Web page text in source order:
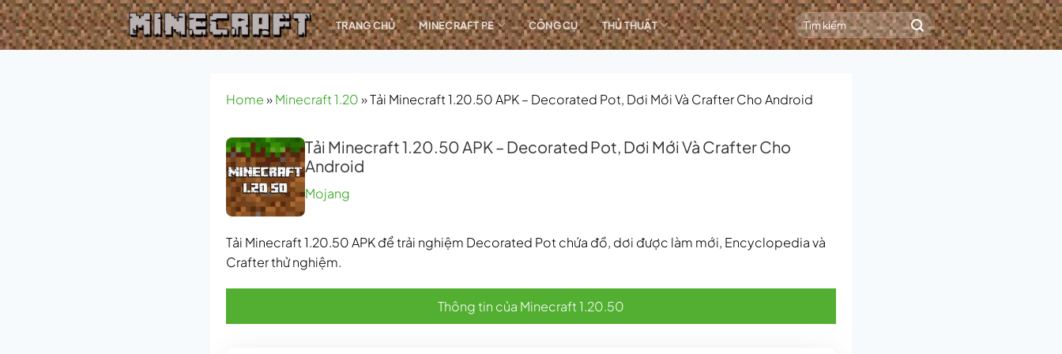
Bỏ
qua
nội
TRANG CHỦ MINECRAFT PE CÔNG CỤ THỦ THUẬT
Home»Minecraft 1.20»Tải Minecraft 1.20.50 APK – Decorated Pot, Dơi Mới Và Crafter Cho Android
Tải Minecraft 1.20.50 APK – Decorated Pot, Dơi Mới Và Crafter Cho
Android
Mojang
Tải Minecraft 1.20.50 APK để trải nghiệm Decorated Pot chứa đồ, dơi được làm mới, Encyclopedia và
Crafter thử nghiệm.
Thông tin của Minecraft 1.20.50